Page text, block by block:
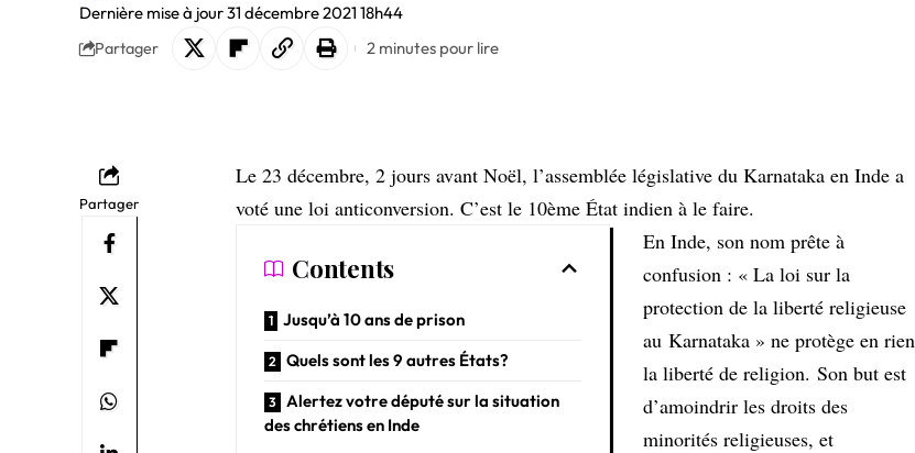
Dernière mise à jour 31 décembre 2021 18h44
Partager 2 minutes pour lire
Partager
Le 23 décembre, 2 jours avant Noël, l’assemblée législative du Karnataka en Inde a
voté une loi anticonversion. C’est le 10ème État indien à le faire.
Contents
Jusqu’à 10 ans de prison
Quels sont les 9 autres États?
Alertez votre député sur la situation
des chrétiens en Inde
En Inde, son nom prête à
confusion : « La loi sur la
protection de la liberté religieuse
au Karnataka » ne protège en rien
la liberté de religion. Son but est
d’amoindrir les droits des
minorités religieuses, et